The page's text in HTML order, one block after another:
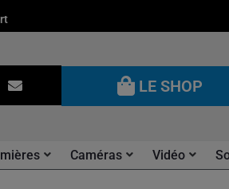
LE SHOP
Caméras Vidéo